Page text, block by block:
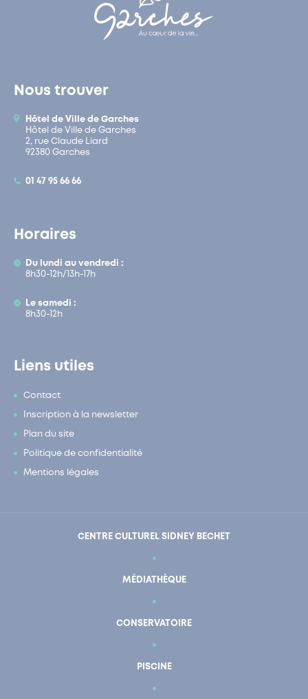
Nous trouver
Hôtel de Ville de Garches
Hôtel de Ville de Garches
2, rue Claude Liard
92380 Garches
01 47 95 66 66
Horaires
Du lundi au vendredi :
8h30-12h/13h-17h
Le samedi :
8h30-12h
Liens utiles
Contact
Inscription à la newsletter
Plan du site
Politique de confidentialité
Mentions légales
CENTRE CULTUREL SIDNEY BECHET
MÉDIATHÈQUE
CONSERVATOIRE
PISCINE